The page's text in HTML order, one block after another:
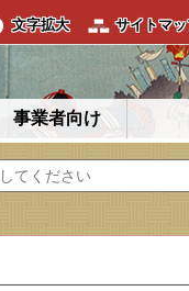
文字拡大 サイトマ
事業者向け